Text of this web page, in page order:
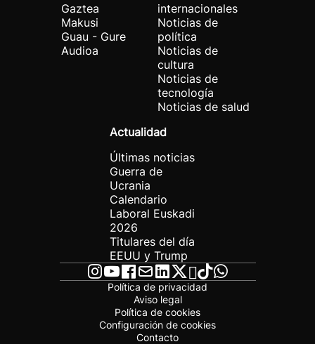
Gaztea
Makusi
Guau - Gure
Audioa
internacionales
Noticias de
política
Noticias de
cultura
Noticias de
tecnología
Noticias de salud
Actualidad
Últimas noticias
Guerra de
Ucrania
Calendario
Laboral Euskadi
2026
Titulares del día
EEUU y Trump
Política de privacidad
Aviso legal
Política de cookies
Configuración de cookies
Contacto